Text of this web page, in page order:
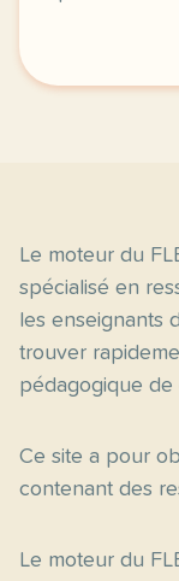
Le moteur du
spécialisé en
les enseignants
trouver
pédagogique de
Ce site a pour
contenant des
Le moteur du